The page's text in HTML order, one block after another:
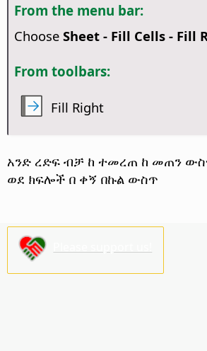
From the menu bar:
Choose Sheet - Fill Cells - Fill
From toolbars:
Fill Right
አንድ ረድፍ ብቻ ከ ተመረጠ ከ መጠን
ወደ ክፍሎች በ ቀኝ በኩል ውስጥ